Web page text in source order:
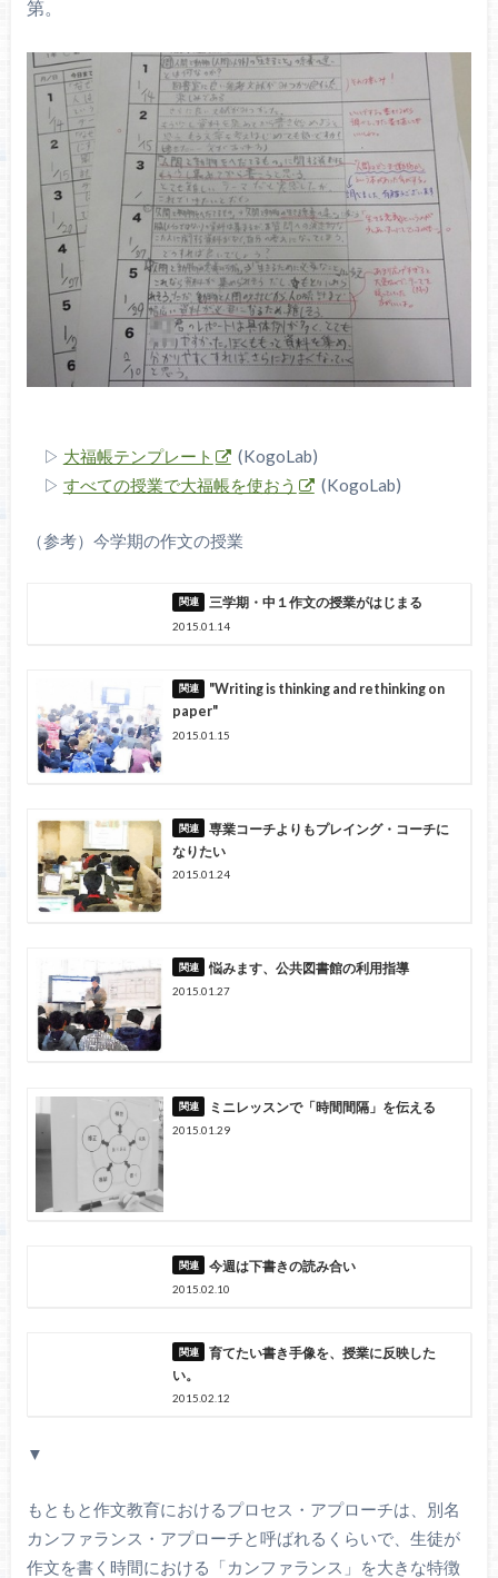
第。
▷ 大福帳テンプレート
(KogoLab)
▷ すべての授業で大福帳を使おう (KogoLab)
（参考）今学期の作文の授業
三学期・中１作文の授業がはじまる
2015.01.14
"Writing is thinking and rethinking on
paper"
2015.01.15
専業コーチよりもプレイング・コーチに
なりたい
2015.01.24
悩みます、公共図書館の利用指導
2015.01.27
ミニレッスンで「時間間隔」を伝える
2015.01.29
今週は下書きの読み合い
2015.02.10
育てたい書き手像を、授業に反映した
い。
2015.02.12
▼
もともと作文教育におけるプロセス・アプローチは、別名
カンファランス・アプローチと呼ばれるくらいで、生徒が
作文を書く時間における「カンファランス」を大きな特徴